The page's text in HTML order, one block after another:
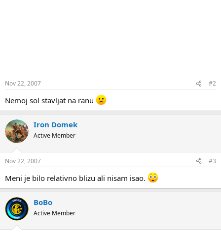
Nov 22, 2007 #2
Nemoj sol stavljat na ranu
Iron Domek
Active Member
Nov 22, 2007 #3
Meni je bilo relativno blizu ali nisam isao.
BoBo
Active Member